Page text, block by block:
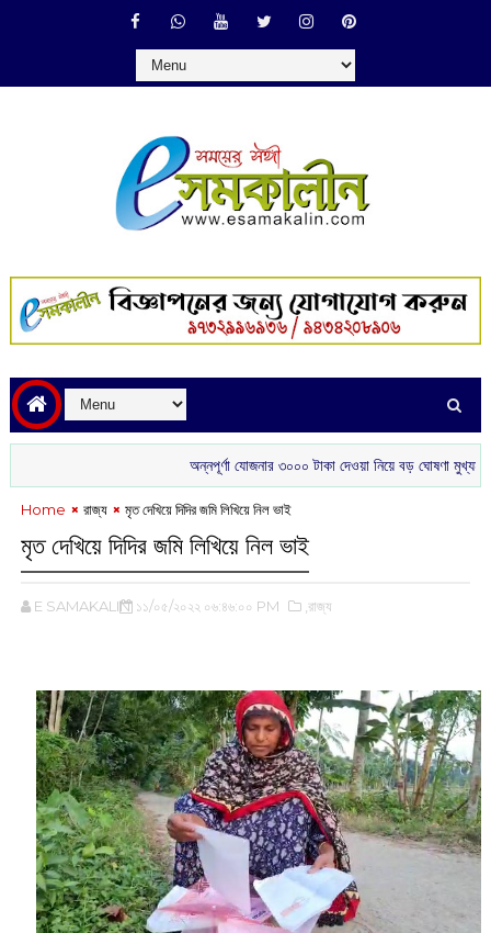
অন্নপূর্ণা যোজনার ৩০০০ টাকা দেওয়া নিয়ে বড় ঘোষণা মুখ্যমন্ত্রীর
Home রাজ্য মৃত দেখিয়ে দিদির জমি লিখিয়ে নিল ভাই
মৃত দেখিয়ে দিদির জমি লিখিয়ে নিল ভাই
E SAMAKALIN ১১/০৫/২০২২ ০৬:৪৬:০০ PM ,রাজ্য